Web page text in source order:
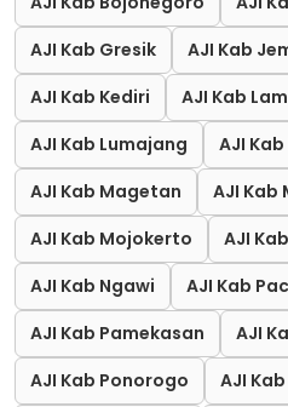
AJI Kab Gresik
AJI Kab
AJI Kab Kediri
AJI Kab
AJI Kab Lumajang
AJI
AJI Kab Magetan
AJI Kab
AJI Kab Mojokerto
AJI
AJI Kab Ngawi
AJI Kab
AJI Kab Pamekasan
AJI
AJI Kab Ponorogo
AJI